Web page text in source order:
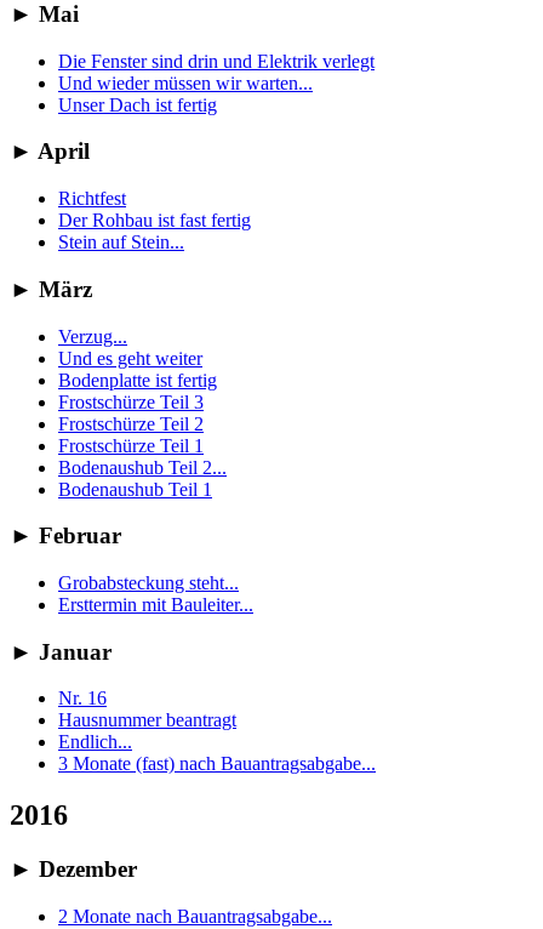
► Mai
Die Fenster sind drin und Elektrik verlegt
Und wieder müssen wir warten...
Unser Dach ist fertig
► April
Richtfest
Der Rohbau ist fast fertig
Stein auf Stein...
► März
Verzug...
Und es geht weiter
Bodenplatte ist fertig
Frostschürze Teil 3
Frostschürze Teil 2
Frostschürze Teil 1
Bodenaushub Teil 2...
Bodenaushub Teil 1
► Februar
Grobabsteckung steht...
Ersttermin mit Bauleiter...
► Januar
Nr. 16
Hausnummer beantragt
Endlich...
3 Monate (fast) nach Bauantragsabgabe...
2016
► Dezember
2 Monate nach Bauantragsabgabe...